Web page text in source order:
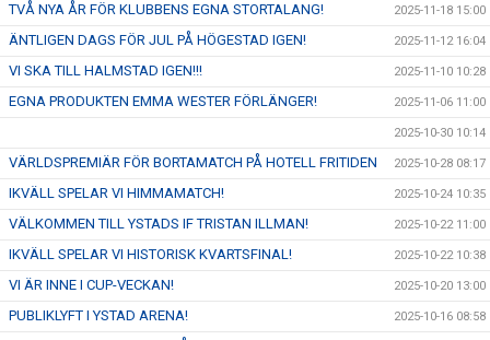
TVÅ NYA ÅR FÖR KLUBBENS EGNA STORTALANG! 2025-11-18 15:00
ÄNTLIGEN DAGS FÖR JUL PÅ HÖGESTAD IGEN! 2025-11-12 16:04
VI SKA TILL HALMSTAD IGEN!!! 2025-11-10 10:28
EGNA PRODUKTEN EMMA WESTER FÖRLÄNGER! 2025-11-06 11:00
2025-10-30 10:14
VÄRLDSPREMIÄR FÖR BORTAMATCH PÅ HOTELL FRITIDEN 2025-10-28 08:17
IKVÄLL SPELAR VI HIMMAMATCH! 2025-10-24 10:35
VÄLKOMMEN TILL YSTADS IF TRISTAN ILLMAN! 2025-10-22 11:00
IKVÄLL SPELAR VI HISTORISK KVARTSFINAL! 2025-10-22 10:38
VI ÄR INNE I CUP-VECKAN! 2025-10-20 13:00
PUBLIKLYFT I YSTAD ARENA! 2025-10-16 08:58